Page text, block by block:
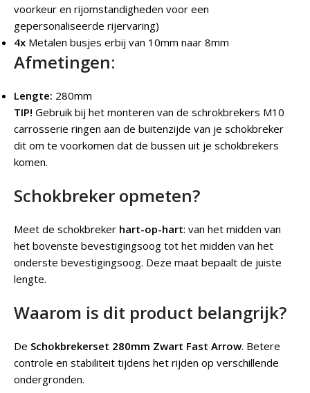
voorkeur en rijomstandigheden voor een
gepersonaliseerde rijervaring)
4x Metalen busjes erbij van 10mm naar 8mm
Afmetingen:
Lengte: 280mm
TIP! Gebruik bij het monteren van de schrokbrekers M10
carrosserie ringen aan de buitenzijde van je schokbreker
dit om te voorkomen dat de bussen uit je schokbrekers
komen.
Schokbreker opmeten?
Meet de schokbreker hart-op-hart: van het midden van
het bovenste bevestigingsoog tot het midden van het
onderste bevestigingsoog. Deze maat bepaalt de juiste
lengte.
Waarom is dit product belangrijk?
De Schokbrekerset 280mm Zwart Fast Arrow. Betere
controle en stabiliteit tijdens het rijden op verschillende
ondergronden.